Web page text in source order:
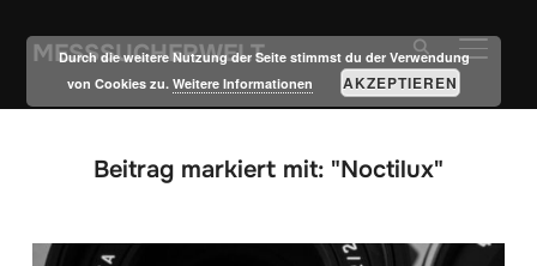
MESSSUCHERWELT
Beitrag markiert mit: "Noctilux"
Durch die weitere Nutzung der Seite stimmst du der Verwendung
von Cookies zu.Weitere Informationen AKZEPTIEREN